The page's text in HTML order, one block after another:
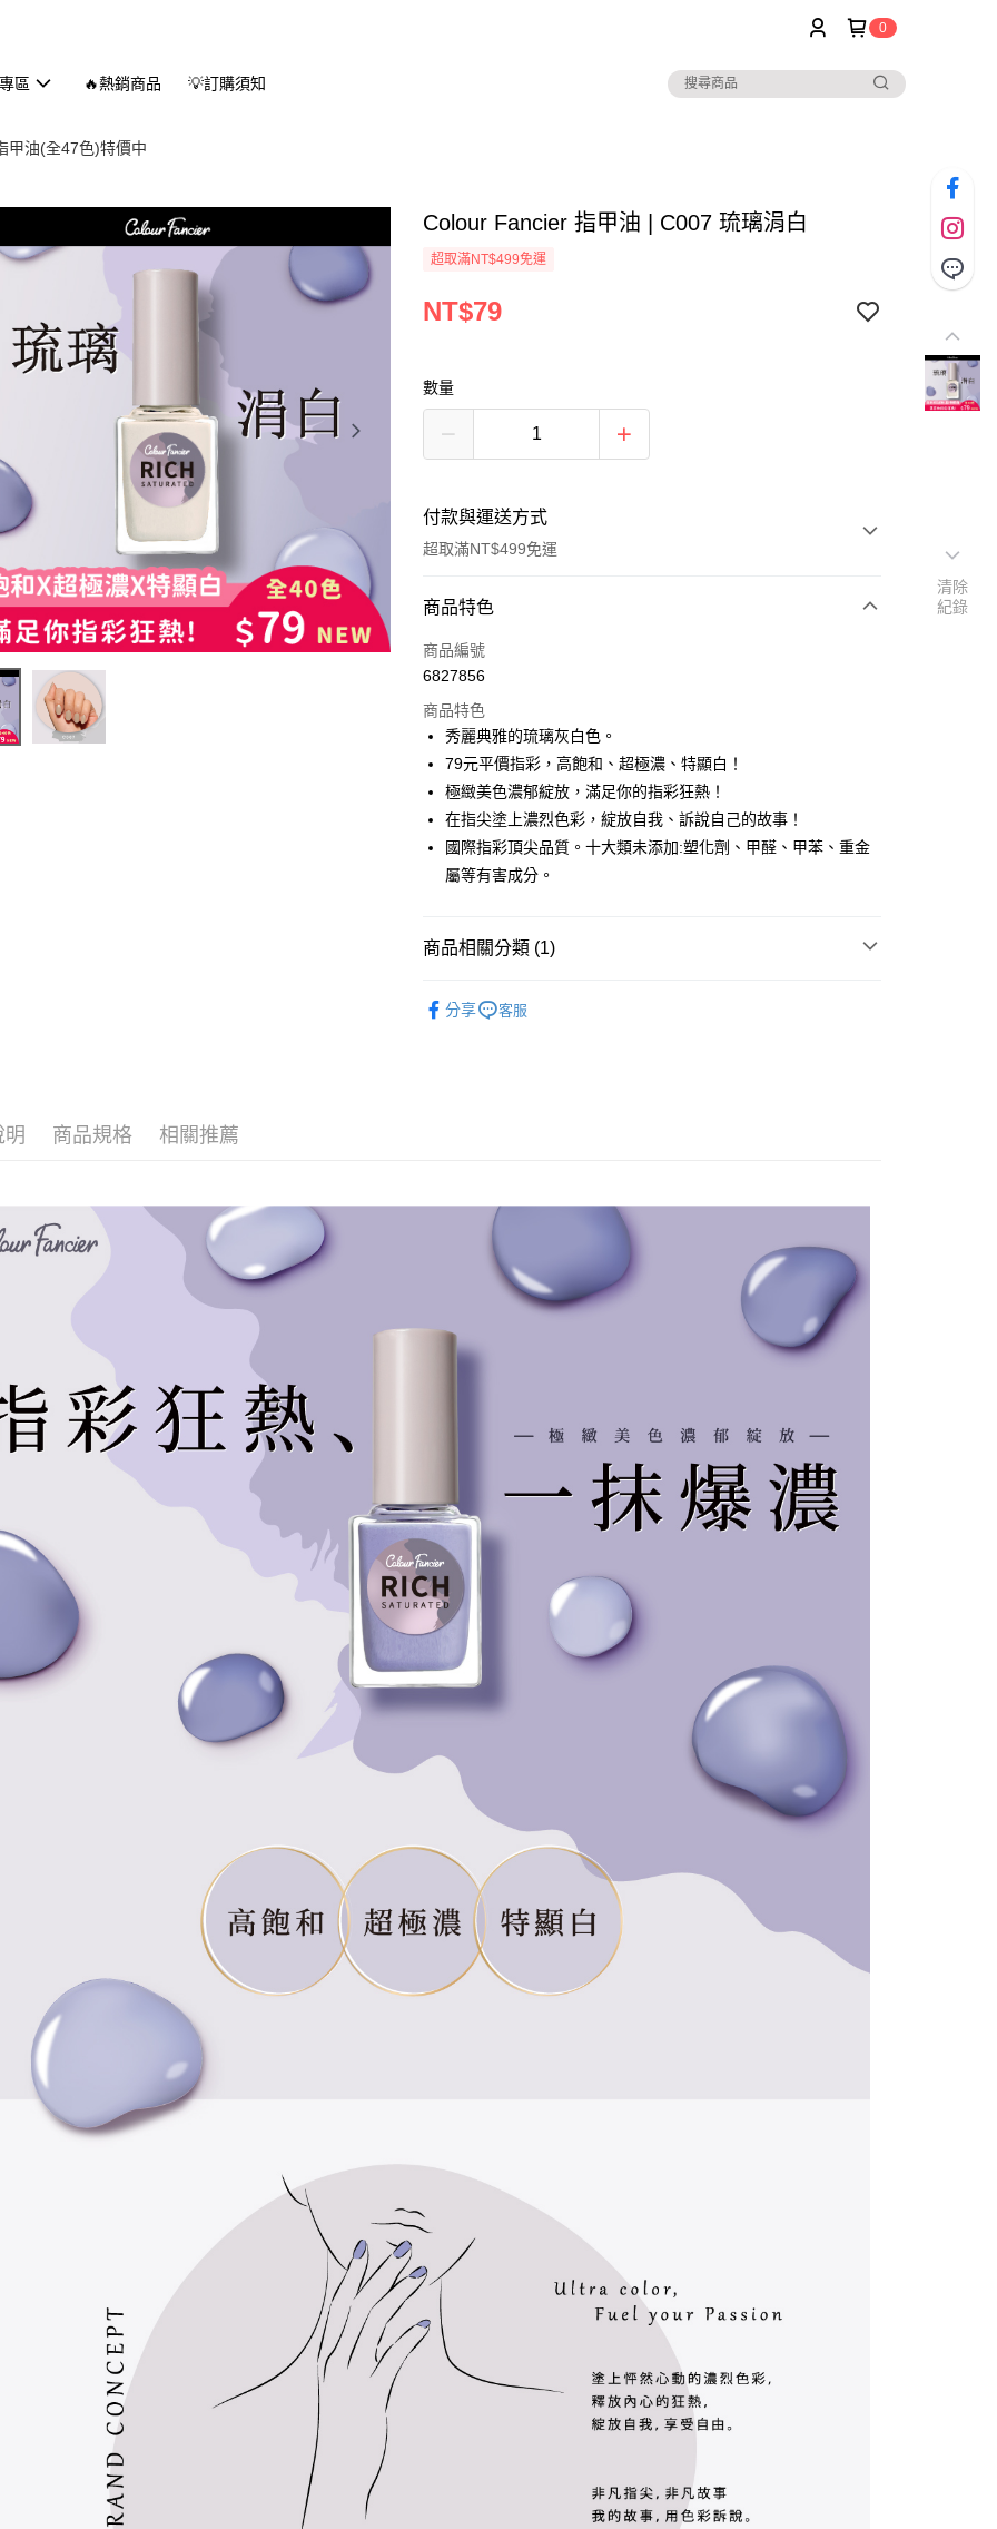
0
區 🔥熱銷商品 💡訂購須知
甲油(全47色)特價中
Colour Fancier 指甲油 | C007 琉璃涓白
超取滿NT$499免運
NT$79
數量
付款與運送方式
超取滿NT$499免運
付款方式
信用卡一次付款
LINE Pay
Apple Pay
街口支付
悠遊付
商品特色
商品編號
6827856
商品特色
秀麗典雅的琉璃灰白色。
79元平價指彩，高飽和、超極濃、特顯白！
極緻美色濃郁綻放，滿足你的指彩狂熱！
在指尖塗上濃烈色彩，綻放自我、訴說自己的故事！
國際指彩頂尖品質。十大類未添加:塑化劑、甲醛、甲苯、重金
屬等有害成分。
商品相關分類 (1)
特價中
分享 客服
明 商品規格 相關推薦
清除
紀錄